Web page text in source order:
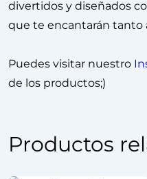
divertidos y diseñados
que te encantarán tanto
Puedes visitar nuestro
de los productos;)
Productos